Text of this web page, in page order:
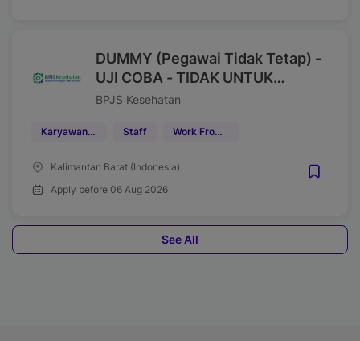
DUMMY (Pegawai Tidak Tetap) -
UJI COBA - TIDAK UNTUK
DIPROSES
BPJS Kesehatan
Karyawan Kontrak Staff Work From Office (WFO)
Kalimantan Barat (Indonesia)
Apply before 06 Aug 2026
See All